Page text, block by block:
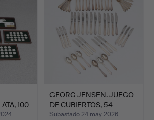
100
GEORG JENSEN. JUEGO
DE CUBIERTOS, 54
PIEZA…
Subastado 24 may 2026